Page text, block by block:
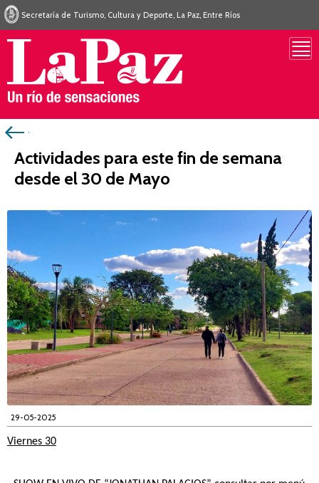
Secretaría de Turismo, Cultura y Deporte, La Paz, Entre Ríos
Actividades para este fin de semana
desde el 30 de Mayo
29-05-2025
Viernes 30